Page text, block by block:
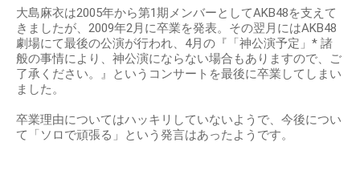
大島麻衣は2005年から第1期メンバーとしてAKB48を支えて
きましたが、2009年2月に卒業を発表。その翌月にはAKB48
劇場にて最後の公演が行われ、4月の『「神公演予定」* 諸
般の事情により、神公演にならない場合もありますので、ご
了承ください。』というコンサートを最後に卒業してしまい
ました。
卒業理由についてはハッキリしていないようで、今後につい
て「ソロで頑張る」という発言はあったようです。